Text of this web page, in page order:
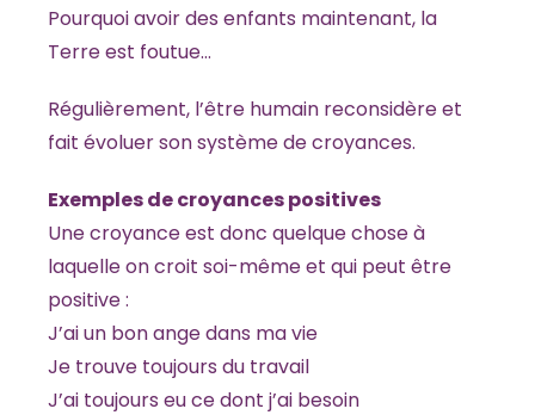
Pourquoi avoir des enfants maintenant, la
Terre est foutue…
Régulièrement, l’être humain reconsidère et
fait évoluer son système de croyances.
Exemples de croyances positives
Une croyance est donc quelque chose à
laquelle on croit soi-même et qui peut être
positive :
J’ai un bon ange dans ma vie
Je trouve toujours du travail
J’ai toujours eu ce dont j’ai besoin